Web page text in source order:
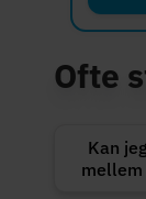
Ofte
Kan
mellem